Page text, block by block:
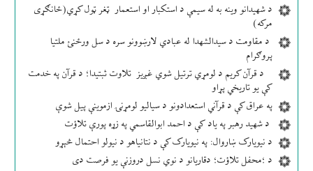
د شهیدانو وینه به له سیمې د استکبار او استعمار ټغر ټول کړي(ځانګړی
مرکه)
د مقاومت د سیدالشهدا له عبادي لارښوونو سره د سل ورځنئ ملتیا
پروګرام
د قرآن کریم د لومړي ترتیل شوي غږیز تلاوت ثبتیدا؛ د قرآن په خدمت
کې یو تاریخي پړاو
په عراق کې د قرآني استعدادونو د سیالیو لومړنۍ ازموینې پیل شوې
د شهید رهبر په یاد کې د احمد ابوالقاسمي په زړه پورې تلاؤت
د نیویارک ښاروال: په نیویارک کې د نتانیاهو د نیولو احتمال څېړو
د ؛محفل تلاؤت؛ دقاریانو د نوي نسل دروزنې یو فرصت دی